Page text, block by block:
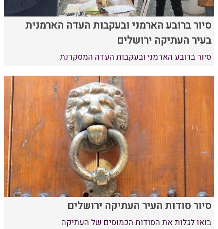
סיור ברובע הארמני ובעקבות העדה הארמנית
בעיר העתיקה ירושלים
סיור ברובע הארמני ובעקבות העדה המסקרנת
סיור סודות העיר העתיקה ירושלים
בואו לגלות את הסודות הכמוסים של העתיקה